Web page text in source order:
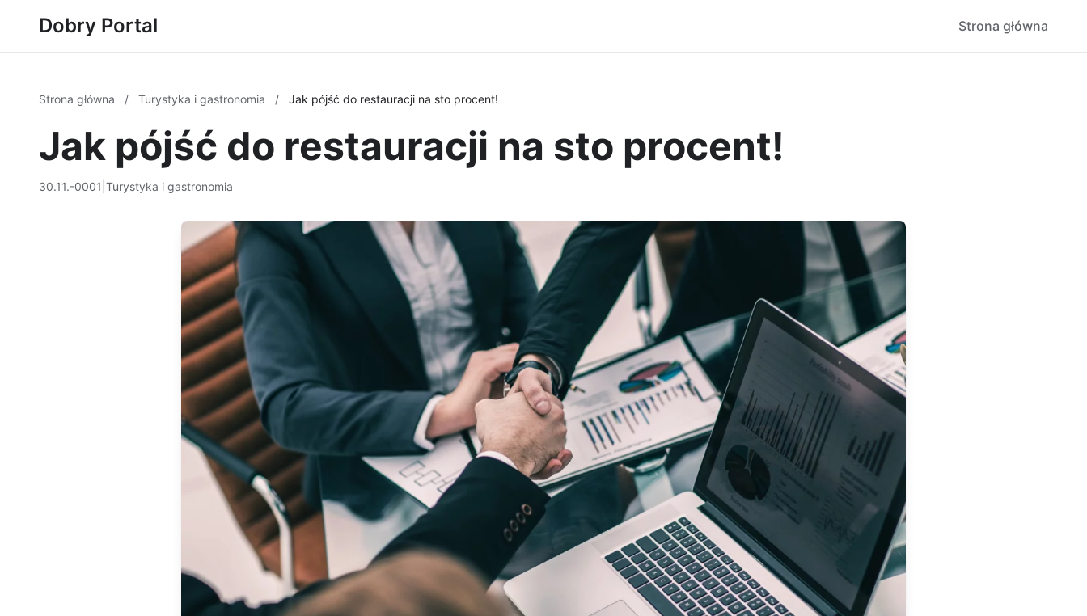
Dobry Portal Strona główna
Strona główna / Turystyka i gastronomia / Jak pójść do restauracji na sto procent!
Jak pójść do restauracji na sto procent!
30.11.-0001 Turystyka i gastronomia